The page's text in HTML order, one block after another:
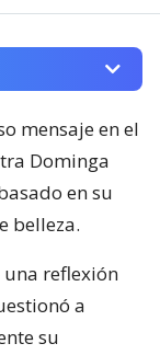
mensaje en el
Dominga
en su
belleza.
una reflexión
a
su